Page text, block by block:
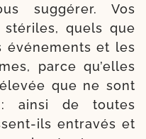
sug­gé­rer. Vos
quels que
évé­ne­ments et les
parce qu’elles
que ne sont
: ain­si de toutes
​ils entra­vés et